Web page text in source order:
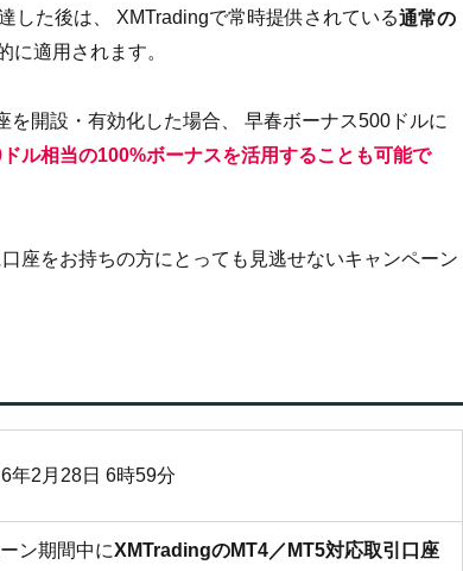
した後は、 XMTradingで常時提供されている通常の
に適用されます。
開設・有効化した場合、 早春ボーナス500ドルに
ル相当の100%ボーナスを活用することも可能で
座をお持ちの方にとっても見逃せないキャンペーン
年2月28日 6時59分
ン期間中にXMTradingのMT4／MT5対応取引口座